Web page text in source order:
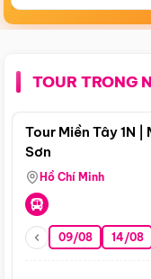
TOUR TRONG
Tour Miền Tây 1N
Sơn
Hồ Chí Minh
09/08 14/08